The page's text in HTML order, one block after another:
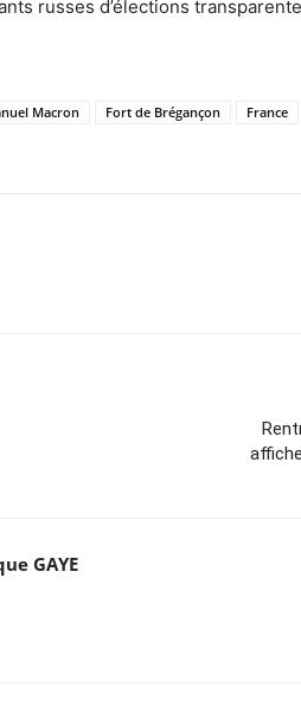
russes d’élections
Macron Fort de Brégançon France
GAYE